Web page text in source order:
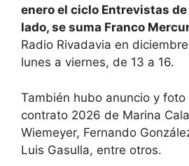
enero el ciclo Entrevistas
lado, se suma Franco
Radio Rivadavia en
lunes a viernes, de 13 a 16.
También hubo anuncio y
contrato 2026 de Marina
Wiemeyer, Fernando
Luis Gasulla, entre otros.